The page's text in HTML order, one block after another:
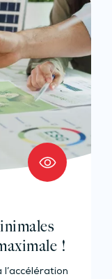
!